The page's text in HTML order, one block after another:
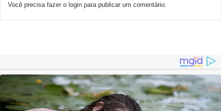
Você precisa fazer o login para publicar um comentário.